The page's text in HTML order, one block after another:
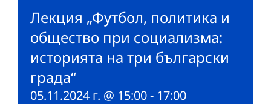
Лекция „Футбол, политика и
общество при социализма:
историята на три български
града“
05.11.2024 г. @ 15:00- 17:00